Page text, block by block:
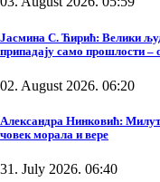
Јасмина С. Ћирић: Велики
припадају само прошлости –
02. August 2026. 06:20
Александра Нинковић:
човек морала и вере
31. July 2026. 06:40